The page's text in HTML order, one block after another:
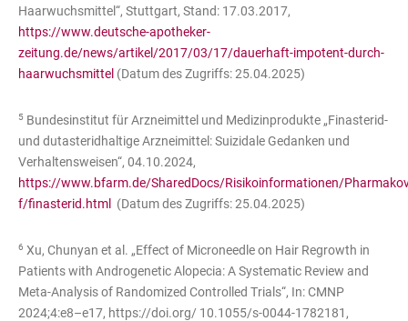
Haarwuchsmittel“, Stuttgart, Stand: 17.03.2017,
https://www.deutsche-apotheker-
zeitung.de/news/artikel/2017/03/17/dauerhaft-impotent-durch-
haarwuchsmittel (Datum des Zugriffs: 25.04.2025)
5 Bundesinstitut für Arzneimittel und Medizinprodukte „Finasterid-
und dutasteridhaltige Arzneimittel: Suizidale Gedanken und
Verhaltensweisen“, 04.10.2024,
https://www.bfarm.de/SharedDocs/Risikoinformationen/
f/finasterid.html
(Datum des Zugriffs: 25.04.2025)
6 Xu, Chunyan et al. „Effect of Microneedle on Hair Regrowth in
Patients with Androgenetic Alopecia: A Systematic Review and
Meta-Analysis of Randomized Controlled Trials“, In: CMNP
2024;4:e8–e17, https://doi.org/ 10.1055/s-0044-1782181,